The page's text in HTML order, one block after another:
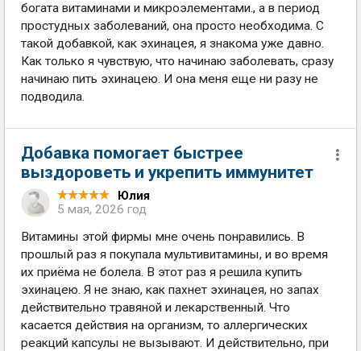
богата витаминами и микроэлементами., а в период
простудных заболеваний, она просто необходима. С
такой добавкой, как эхинацея, я знакома уже давно.
Как только я чувствую, что начинаю заболевать, сразу
начинаю пить эхинацею. И она меня еще ни разу не
подводила.
Добавка помогает быстрее
выздороветь и укрепить иммунитет
Юлия
5 мая, 2026 год
Витамины этой фирмы мне очень понравились. В
прошлый раз я покупала мультивитамины, и во время
их приёма не болела. В этот раз я решила купить
эхинацею. Я не знаю, как пахнет эхинацея, но запах
действительно травяной и лекарственный. Что
касается действия на организм, то аллергических
реакций капсулы не вызывают. И действительно, при